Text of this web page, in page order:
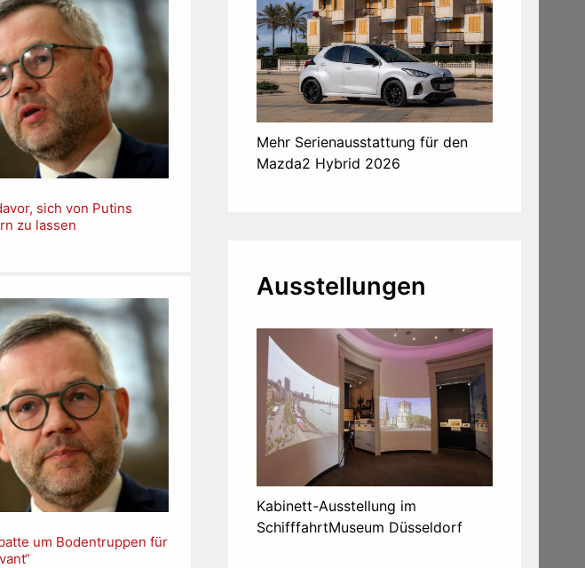
sich von Putins
zu lassen
um Bodentruppen für
Mehr Serienausstattung für den
Mazda2 Hybrid 2026
Ausstellungen
Kabinett-Ausstellung im
SchifffahrtMuseum Düsseldorf